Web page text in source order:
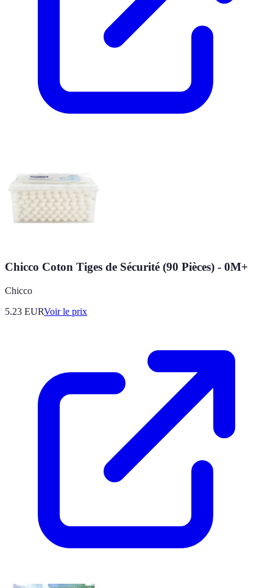
Chicco Coton Tiges de Sécurité (90 Pièces) - 0M+
Chicco
5.23 EURVoir le prix